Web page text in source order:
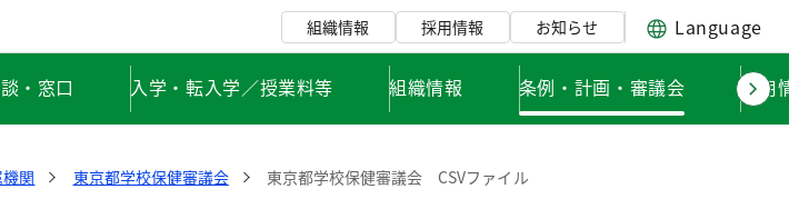
組織情報 採用情報 お知らせ Language
・窓口 入学・転入学／授業料等 組織情報 条例・計画・審議会 採用
関 東京都学校保健審議会 東京都学校保健審議会 CSVファイル